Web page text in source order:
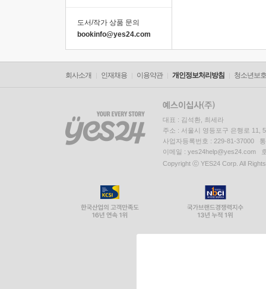
도서/작가 상품 문의
bookinfo@yes24.com
회사소개 인재채용 이용약관 개인정보처리방침 청소년보
대표 : 김석환, 최세라
주소 : 서울시 영등포구 은행로 11,
사업자등록번호 : 229-81-37000
이메일 : yes24help@yes24.com
Copyright ⓒ YES24 Corp. All